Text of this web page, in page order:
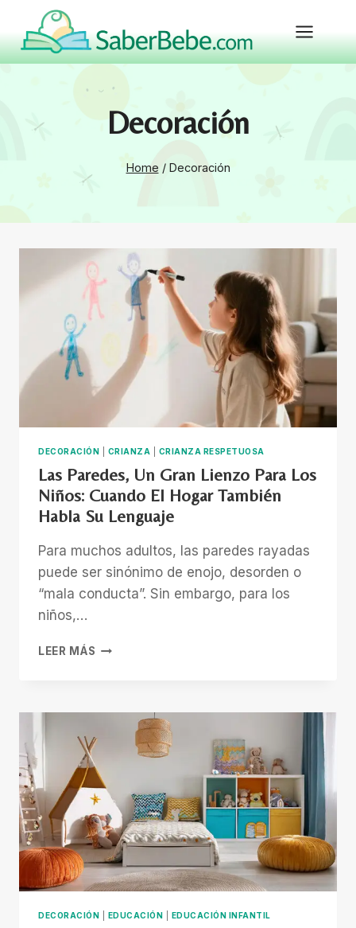
content
Decoración
Home / Decoración
DECORACIÓN CRIANZA CRIANZA RESPETUOSA
Las Paredes, Un Gran Lienzo Para Los
Niños: Cuando El Hogar También
Habla Su Lenguaje
Para muchos adultos, las paredes rayadas
puede ser sinónimo de enojo, desorden o
“mala conducta”. Sin embargo, para los
niños,…
LEER MÁS LAS
LIENZO
LOS
NIÑOS:
CUANDO
EL
HOGAR
TAMBIÉN
HABLA
SU
LENGUAJE
DECORACIÓN EDUCACIÓN EDUCACIÓN INFANTIL